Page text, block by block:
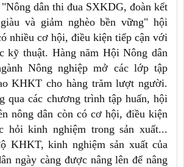
dân thi đua SXKDG, đoàn kết
và giảm nghèo bền vững" hội
nhiều cơ hội, điều kiện tiếp cận với
kỹ thuật. Hàng năm Hội Nông dân
Nông nghiệp mở các lớp tập
KHKT cho hàng trăm lượt người.
qua các chương trình tập huấn, hội
nông dân còn có cơ hội, điều kiện
hỏi kinh nghiệm trong sản xuất...
KHKT, kinh nghiệm sản xuất của
ngày càng được nâng lên để nâng